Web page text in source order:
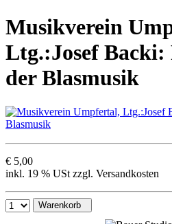
Musikverein
Ltg.:Josef Backi:
der Blasmusik
€ 5,00
inkl. 19 % USt zzgl. Versandkosten
Warenkorb